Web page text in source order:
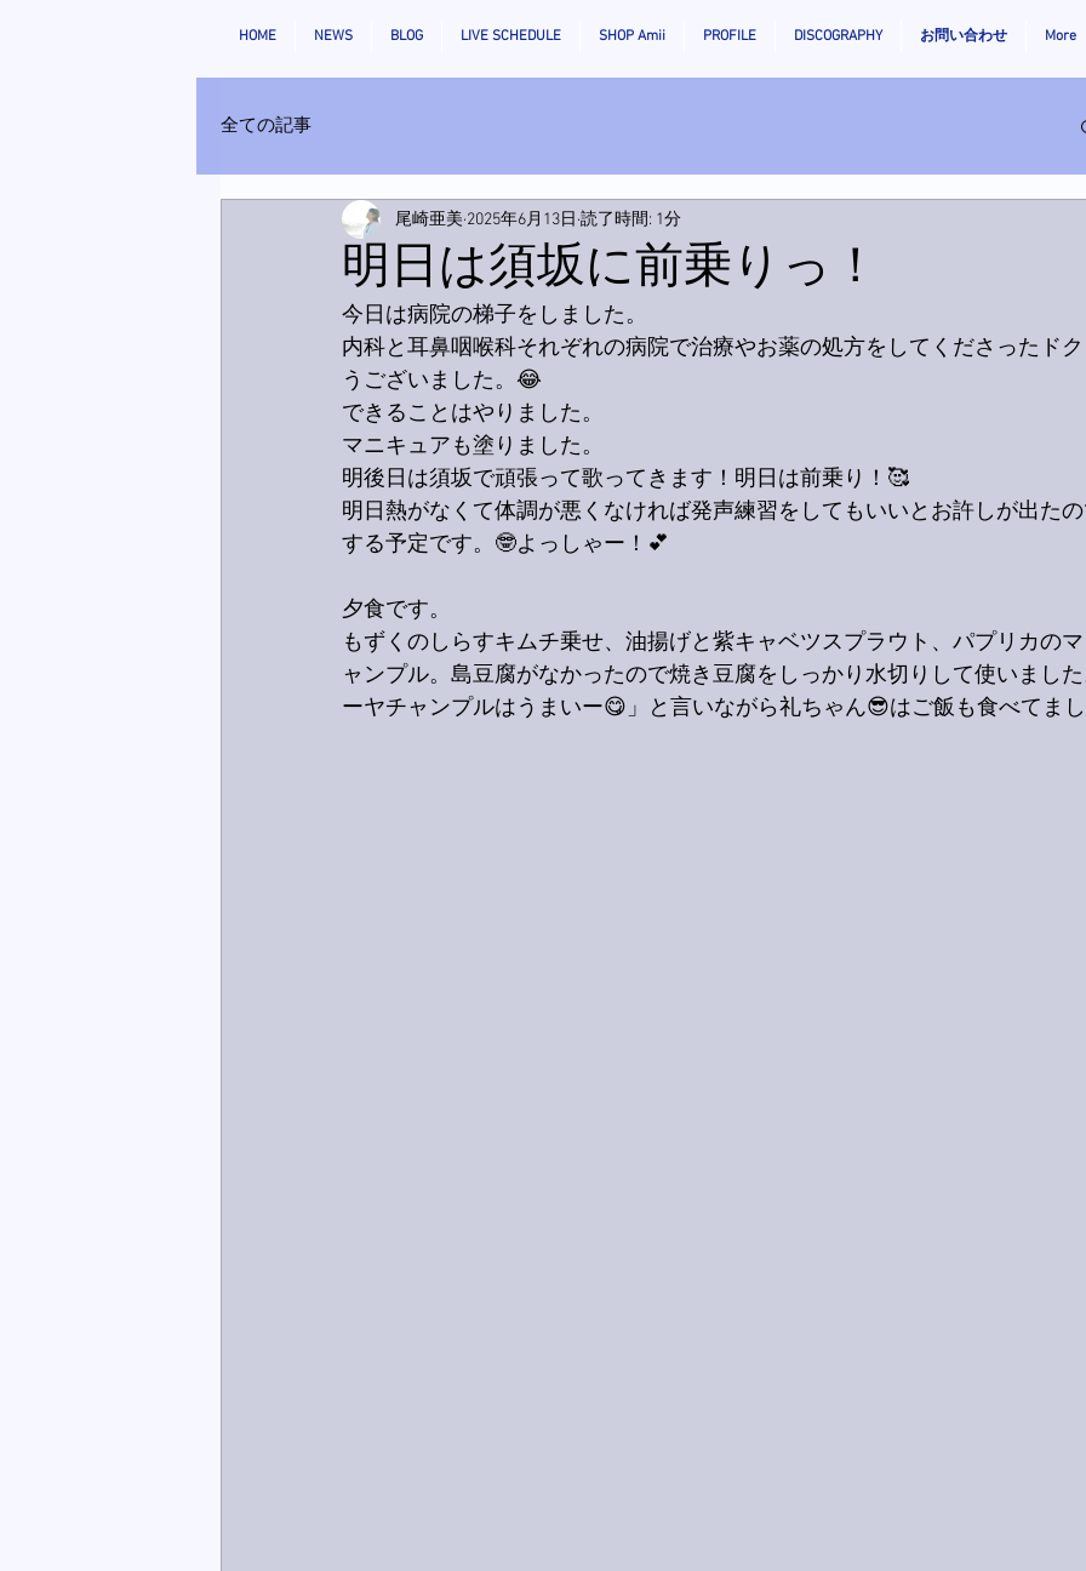
HOME NEWS BLOG LIVE SCHEDULE SHOP Amii PROFILE DISCOGRAPHY お問い合わせ More
全ての記事
明日は須坂に前乗りっ！
尾崎亜美 2025年6月13日 読了時間: 1分
今日は病院の梯子をしました。
内科と耳鼻咽喉科それぞれの病院で治療やお薬の処方をしてくださったド
うございました。😂
できることはやりました。
マニキュアも塗りました。
明後日は須坂で頑張って歌ってきます！明日は前乗り！🥰
明日熱がなくて体調が悪くなければ発声練習をしてもいいとお許しが出た
する予定です。🤓よっしゃー！💕
夕食です。
もずくのしらすキムチ乗せ、油揚げと紫キャベツスプラウト、パプリカの
ャンプル。島豆腐がなかったので焼き豆腐をしっかり水切りして使いまし
ーヤチャンプルはうまいー😋」と言いながら礼ちゃん😎はご飯も食べてまし